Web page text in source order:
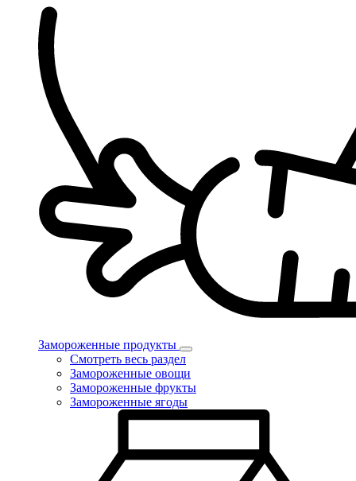
Замороженные продукты
Смотреть весь раздел
Замороженные овощи
Замороженные фрукты
Замороженные ягоды